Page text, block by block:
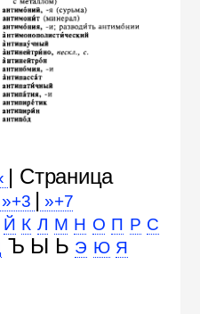
| Cтраница
»+3 | »+7
Й К Л М Н О П Р С
Ъ Ы Ь Э Ю Я